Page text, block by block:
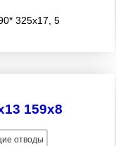
325х17, 5
159х8
отводы